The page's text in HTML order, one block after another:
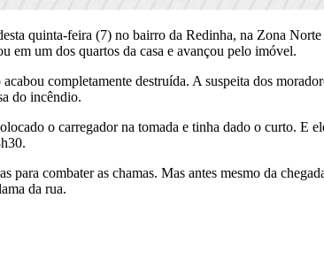
quinta-feira (7) no bairro da Redinha, na Zona
em um dos quartos da casa e avançou pelo imóvel.
completamente destruída. A suspeita dos
do incêndio.
o carregador na tomada e tinha dado o curto.
combater as chamas. Mas antes mesmo da
da rua.